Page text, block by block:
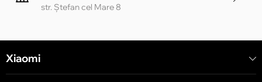
str. Ștefan cel Mare 8
Xiaomi